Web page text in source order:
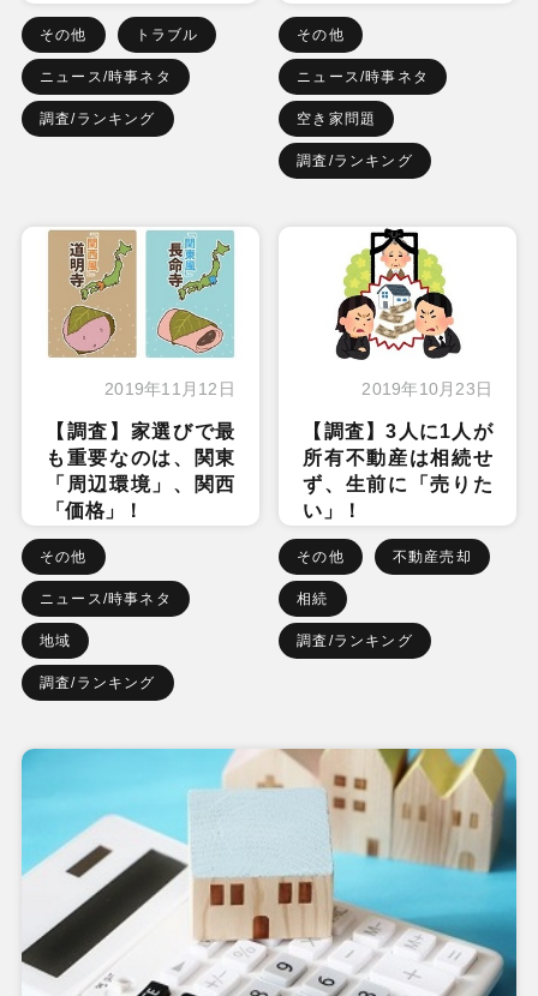
その他 トラブル
ニュース/時事ネタ
調査/ランキング
その他
ニュース/時事ネタ
空き家問題
調査/ランキング
2019年11月12日
【調査】家選びで最
も重要なのは、関東
「周辺環境」、関西
「価格」！
その他
ニュース/時事ネタ
地域
調査/ランキング
2019年10月23日
【調査】3人に1人が
所有不動産は相続せ
ず、生前に「売りた
い」！
その他 不動産売却
相続
調査/ランキング